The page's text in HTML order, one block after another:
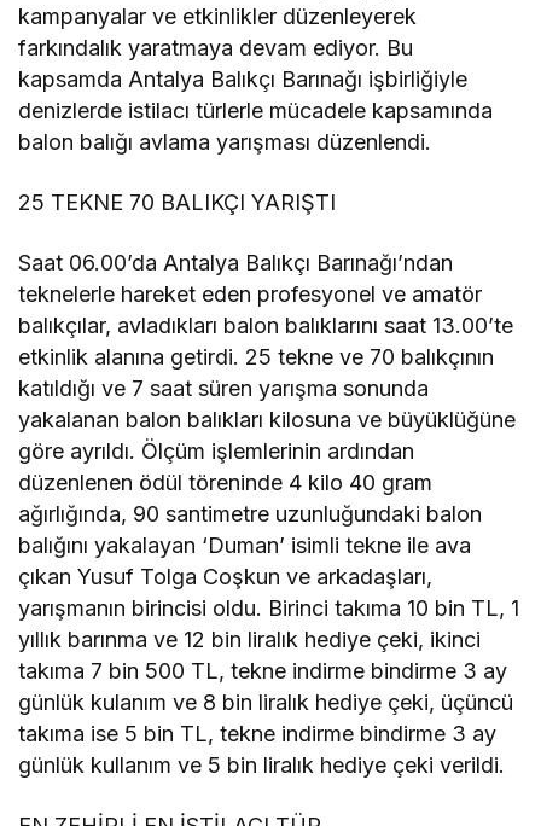
kampanyalar ve etkinlikler düzenleyerek
farkındalık yaratmaya devam ediyor. Bu
kapsamda Antalya Balıkçı Barınağı işbirliğiyle
denizlerde istilacı türlerle mücadele kapsamında
balon balığı avlama yarışması düzenlendi.
25 TEKNE 70 BALIKÇI YARIŞTI
Saat 06.00’da Antalya Balıkçı Barınağı’ndan
teknelerle hareket eden profesyonel ve amatör
balıkçılar, avladıkları balon balıklarını saat 13.00’te
etkinlik alanına getirdi. 25 tekne ve 70 balıkçının
katıldığı ve 7 saat süren yarışma sonunda
yakalanan balon balıkları kilosuna ve büyüklüğüne
göre ayrıldı. Ölçüm işlemlerinin ardından
düzenlenen ödül töreninde 4 kilo 40 gram
ağırlığında, 90 santimetre uzunluğundaki balon
balığını yakalayan ‘Duman’ isimli tekne ile ava
çıkan Yusuf Tolga Coşkun ve arkadaşları,
yarışmanın birincisi oldu. Birinci takıma 10 bin TL, 1
yıllık barınma ve 12 bin liralık hediye çeki, ikinci
takıma 7 bin 500 TL, tekne indirme bindirme 3 ay
günlük kulanım ve 8 bin liralık hediye çeki, üçüncü
takıma ise 5 bin TL, tekne indirme bindirme 3 ay
günlük kullanım ve 5 bin liralık hediye çeki verildi.